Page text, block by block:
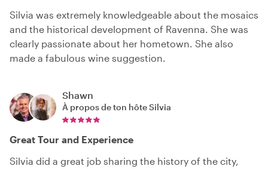
Silvia was extremely knowledgeable about the mosaics
and the historical development of Ravenna. She was
clearly passionate about her hometown. She also
made a fabulous wine suggestion.
Shawn
À propos de ton hôteSilvia
Great Tour and Experience
Silvia did a great job sharing the history of the city,